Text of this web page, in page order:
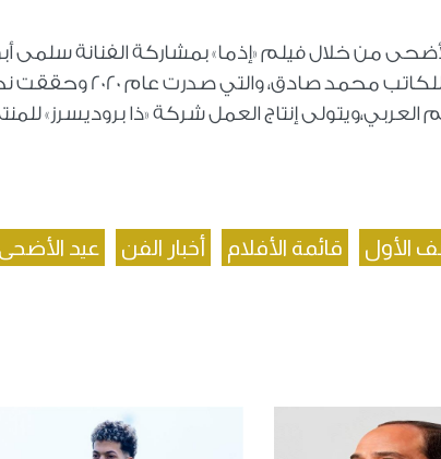
من خلال فيلم «إذما» بمشاركة الفنانة سلمى
ضيف،ويستند الفيلم إلى رواية تحمل الاسم نفسه للكاتب محمد صادق،
إنتاج العمل شركة «ذا بروديسرز»
الأول قائمة الأفلام أخبار الفن عيد